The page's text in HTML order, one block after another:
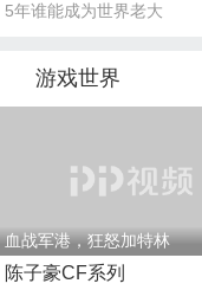
5年谁能成为世界老大
游戏世界
血战军港，狂怒加特林
陈子豪CF系列